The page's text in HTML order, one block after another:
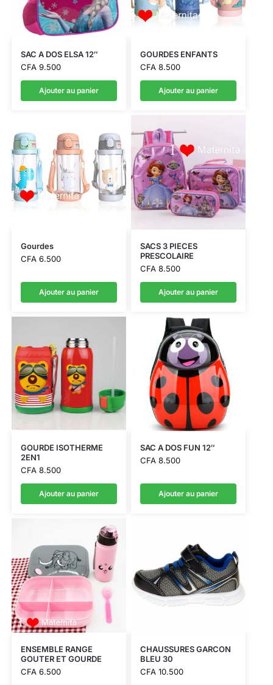
SAC A DOS ELSA 12″
CFA9.500
Ajouter au panier
GOURDES ENFANTS
CFA8.500
Ajouter au panier
Gourdes
CFA6.500
Ajouter au panier
SACS 3 PIECES
PRESCOLAIRE
CFA8.500
Ajouter au panier
GOURDE ISOTHERME
2EN1
CFA8.500
Ajouter au panier
SAC A DOS FUN 12″
CFA8.500
Ajouter au panier
ENSEMBLE RANGE
GOUTER ET GOURDE
CFA6.500
CHAUSSURES GARCON
BLEU 30
CFA10.500